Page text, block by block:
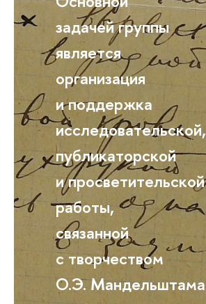
задачей группы
является
организация
и поддержка
исследовательской,
публикаторской
и просветительской
работы,
связанной
с творчеством
О.Э. Мандельштама